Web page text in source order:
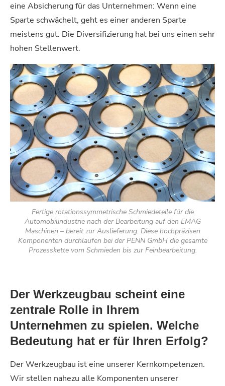
eine Absicherung für das Unternehmen: Wenn eine
Sparte schwächelt, geht es einer anderen Sparte
meistens gut. Die Diversifizierung hat bei uns einen sehr
hohen Stellenwert.
Fertige rotationssymmetrische Schmiedeteile für die
Automobilindustrie nach der Bearbeitung auf den EMAG
Maschinen – bereit zur Auslieferung. Diese hochpräzisen
Komponenten durchlaufen bei der PENN GmbH die gesamte
Prozesskette vom Schmieden bis zur Feinbearbeitung.
Der Werkzeugbau scheint eine
zentrale Rolle in Ihrem
Unternehmen zu spielen. Welche
Bedeutung hat er für Ihren Erfolg?
Der Werkzeugbau ist eine unserer Kernkompetenzen.
Wir stellen nahezu alle Komponenten unserer